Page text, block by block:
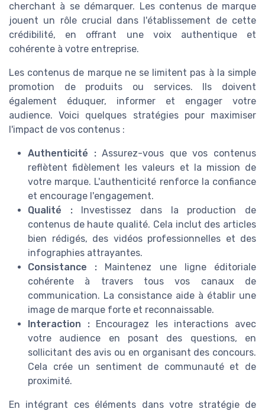
cherchant à se démarquer. Les contenus de marque
jouent un rôle crucial dans l'établissement de cette
crédibilité, en offrant une voix authentique et
cohérente à votre entreprise.
Les contenus de marque ne se limitent pas à la simple
promotion de produits ou services. Ils doivent
également éduquer, informer et engager votre
audience. Voici quelques stratégies pour maximiser
l'impact de vos contenus :
Authenticité :Assurez-vous que vos contenus
reflètent fidèlement les valeurs et la mission de
votre marque. L'authenticité renforce la confiance
et encourage l'engagement.
Qualité :Investissez dans la production de
contenus de haute qualité. Cela inclut des articles
bien rédigés, des vidéos professionnelles et des
infographies attrayantes.
Consistance : Maintenez une ligne éditoriale
cohérente à travers tous vos canaux de
communication. La consistance aide à établir une
image de marque forte et reconnaissable.
Interaction :Encouragez les interactions avec
votre audience en posant des questions, en
sollicitant des avis ou en organisant des concours.
Cela crée un sentiment de communauté et de
proximité.
En intégrant ces éléments dans votre stratégie de